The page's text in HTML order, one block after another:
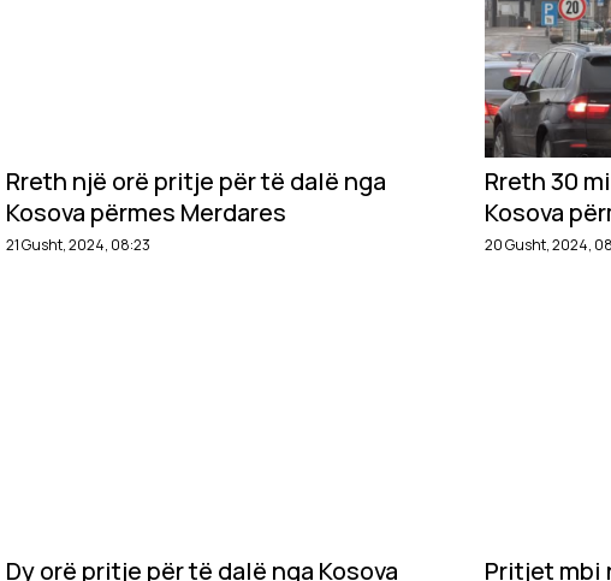
Rreth një orë pritje për të dalë nga
Kosova përmes Merdares
21 Gusht, 2024, 08:23
Rreth 30
Kosova
të Bardhë
20 Gusht, 2024,
Dy orë pritje për të dalë nga Kosova Pritjet mbi një orë tek